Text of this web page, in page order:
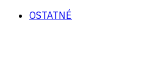
OSTATNÉ